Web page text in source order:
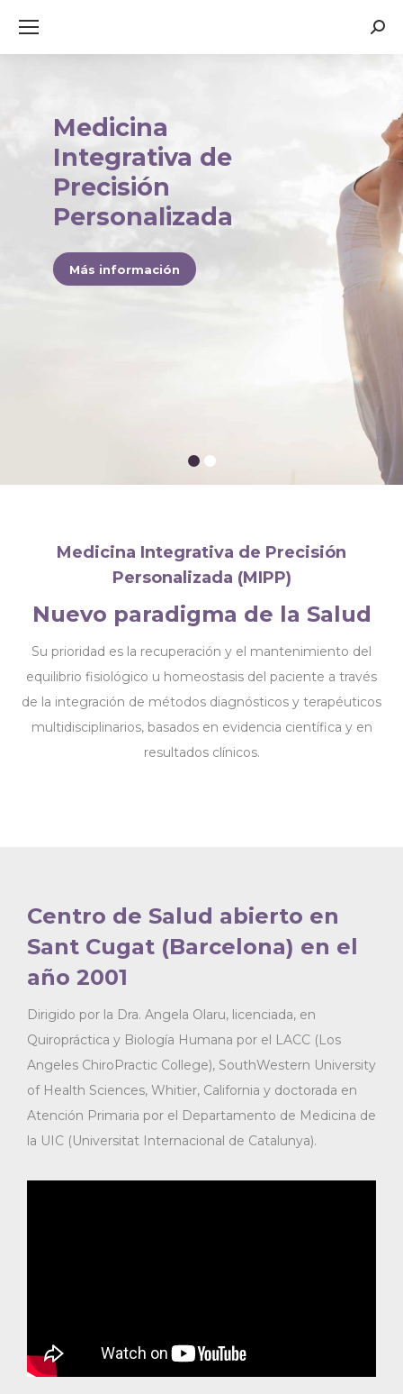
Medicina
Integrativa de
Precisión
Personalizada
Más información
Medicina Integrativa de Precisión
Personalizada (MIPP)
Nuevo paradigma de la Salud
Su prioridad es la recuperación y el mantenimiento del
equilibrio fisiológico u homeostasis del paciente a través
de la integración de métodos diagnósticos y terapéuticos
multidisciplinarios, basados en evidencia científica y en
resultados clínicos.
Centro de Salud abierto en
Sant Cugat (Barcelona) en el
año 2001
Dirigido por la Dra. Angela Olaru, licenciada, en
Quiropráctica y Biología Humana por el LACC (Los
Angeles ChiroPractic College), SouthWestern University
of Health Sciences, Whitier, California y doctorada en
Atención Primaria por el Departamento de Medicina de
la UIC (Universitat Internacional de Catalunya).